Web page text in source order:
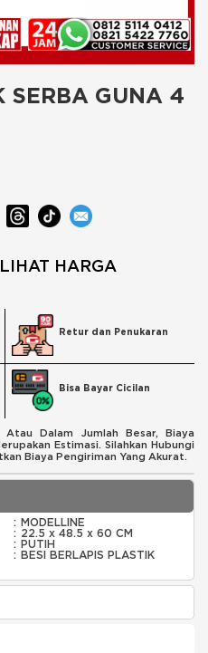
SERBA GUNA 4
HARGA
Retur dan Penukaran
Bisa Bayar Cicilan
Dalam Jumlah Besar, Biaya
Estimasi. Silahkan Hubungi
Biaya Pengiriman Yang Akurat.
: MODELLINE
: 22.5 x 48.5 x 60 CM
: PUTIH
: BESI BERLAPIS PLASTIK